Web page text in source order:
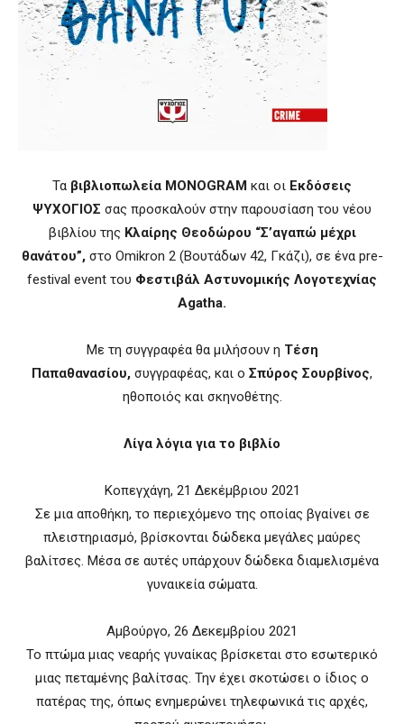
Τα βιβλιοπωλεία MONOGRAM και οι Εκδόσεις
ΨΥΧΟΓΙΟΣ σας προσκαλούν στην παρουσίαση του νέου
βιβλίου της Κλαίρης Θεοδώρου “Σ’αγαπώ μέχρι
θανάτου”,στο Omikron 2 (Βουτάδων 42, Γκάζι), σε ένα pre-
festival event του Φεστιβάλ Αστυνομικής Λογοτεχνίας
Agatha.
Με τη συγγραφέα θα μιλήσουν η Τέση
Παπαθανασίου, συγγραφέας, και ο Σπύρος Σουρβίνος,
ηθοποιός και σκηνοθέτης.
Λίγα λόγια για το βιβλίο
Κοπεγχάγη, 21 Δεκέμβριου 2021
Σε μια αποθήκη, το περιεχόμενο της οποίας βγαίνει σε
πλειστηριασμό, βρίσκονται δώδεκα μεγάλες μαύρες
βαλίτσες. Μέσα σε αυτές υπάρχουν δώδεκα διαμελισμένα
γυναικεία σώματα.
Αμβούργο, 26 Δεκεμβρίου 2021
Το πτώμα μιας νεαρής γυναίκας βρίσκεται στο εσωτερικό
μιας πεταμένης βαλίτσας. Την έχει σκοτώσει ο ίδιος ο
πατέρας της, όπως ενημερώνει τηλεφωνικά τις αρχές,